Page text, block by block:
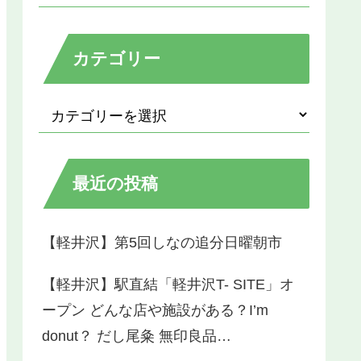
カテゴリー
最近の投稿
【軽井沢】第5回しなの追分日曜朝市
【軽井沢】駅直結「軽井沢T- SITE」オ
ープン どんな店や施設がある？I’m
donut？ だし尾粂 無印良品…